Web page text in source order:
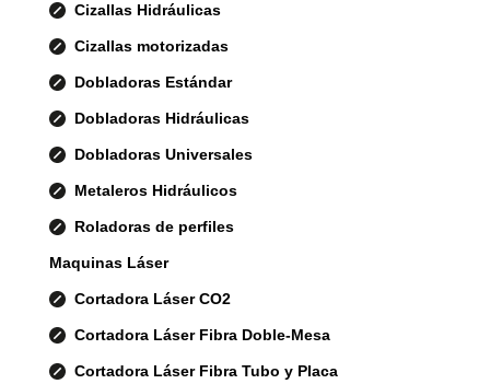
Cizallas Hidráulicas
Cizallas motorizadas
Dobladoras Estándar
Dobladoras Hidráulicas
Dobladoras Universales
Metaleros Hidráulicos
Roladoras de perfiles
Maquinas Láser
Cortadora Láser CO2
Cortadora Láser Fibra Doble-Mesa
Cortadora Láser Fibra Tubo y Placa